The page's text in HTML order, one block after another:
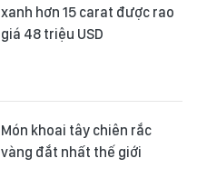
xanh hơn 15 carat được rao
giá 48 triệu USD
Món khoai tây chiên rắc
vàng đắt nhất thế giới